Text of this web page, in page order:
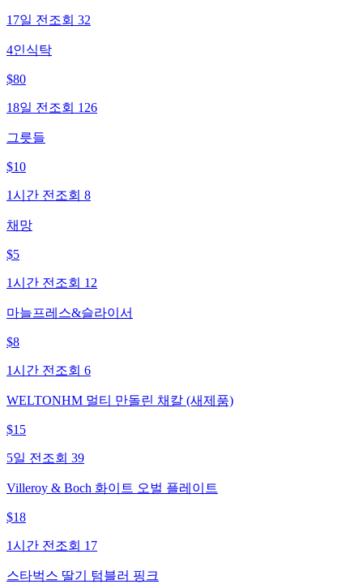
17일 전 조회 32
4인식탁
$80
18일 전 조회 126
그릇들
$10
1시간 전 조회 8
채망
$5
1시간 전 조회 12
마늘프레스&슬라이서
$8
1시간 전 조회 6
WELTONHM 멀티 만돌린 채칼 (새제품)
$15
5일 전 조회 39
Villeroy & Boch 화이트 오벌 플레이트
$18
1시간 전 조회 17
스타벅스 딸기 텀블러 핑크